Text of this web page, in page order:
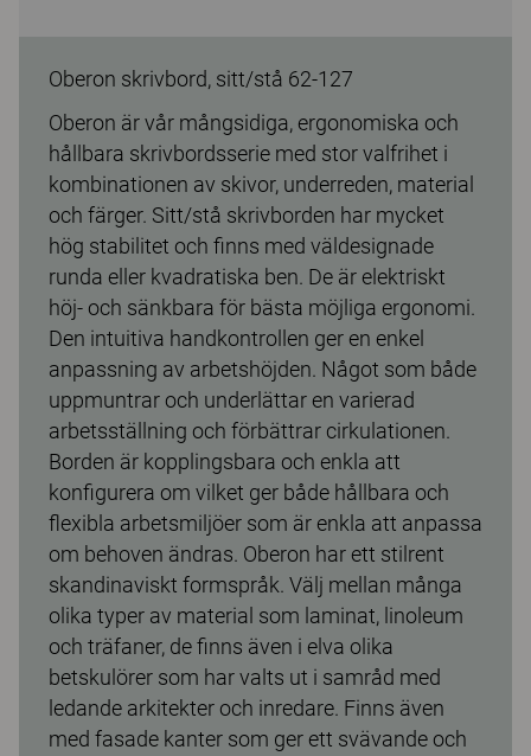
Oberon skrivbord, sitt/stå 62-127
Oberon är vår mångsidiga, ergonomiska och
hållbara skrivbordsserie med stor valfrihet i
kombinationen av skivor, underreden, material
och färger. Sitt/stå skrivborden har mycket
hög stabilitet och finns med väldesignade
runda eller kvadratiska ben. De är elektriskt
höj- och sänkbara för bästa möjliga ergonomi.
Den intuitiva handkontrollen ger en enkel
anpassning av arbetshöjden. Något som både
uppmuntrar och underlättar en varierad
arbetsställning och förbättrar cirkulationen.
Borden är kopplingsbara och enkla att
konfigurera om vilket ger både hållbara och
flexibla arbetsmiljöer som är enkla att anpassa
om behoven ändras. Oberon har ett stilrent
skandinaviskt formspråk. Välj mellan många
olika typer av material som laminat, linoleum
och träfaner, de finns även i elva olika
betskulörer som har valts ut i samråd med
ledande arkitekter och inredare. Finns även
med fasade kanter som ger ett svävande och